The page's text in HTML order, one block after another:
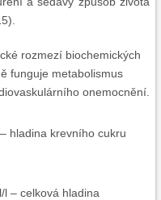
rozmezí biochemických
funguje metabolismus
onemocnění.
hladina krevního cukru
– celková hladina